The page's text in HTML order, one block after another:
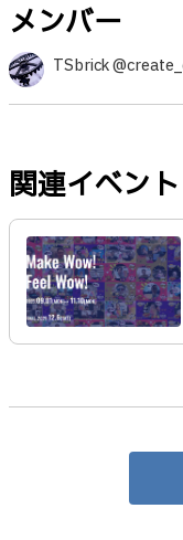
メンバー
TSbrick
関連イベント